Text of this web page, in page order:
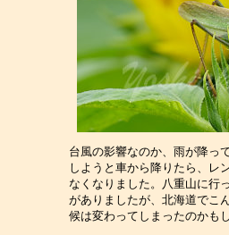
台風の影響なのか、雨が降っ
しようと車から降りたら、レ
なくなりました。八重山に行
がありましたが、北海道でこ
候は変わってし